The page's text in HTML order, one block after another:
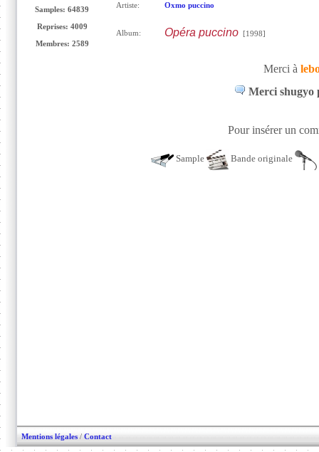
Samples: 64839
Reprises: 4009
Membres: 2589
Artiste: Oxmo puccino
Album: Opéra puccino[1998]
Merci à
Merci shugyo
Pour insérer un
Sample Bande originale
Mentions légales / Contact